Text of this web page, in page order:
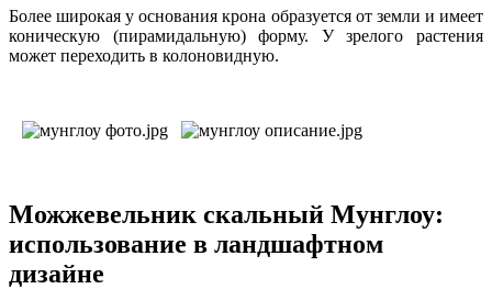
Более широкая у основания крона образуется от земли и имеет
коническую (пирамидальную) форму. У зрелого растения
может переходить в колоновидную.
Можжевельник скальный Мунглоу:
использование в ландшафтном
дизайне